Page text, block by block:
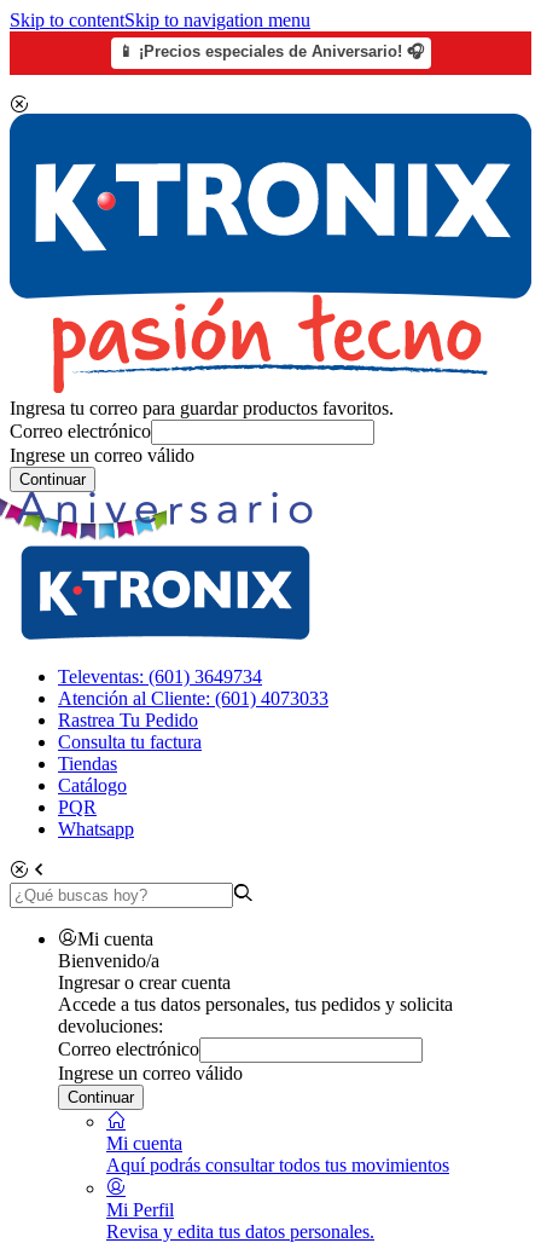
Skip to contentSkip to navigation menu
📱 ¡Precios especiales de Aniversario! 🎧
Ingresa tu correo para guardar productos favoritos.
Correo electrónico
Ingrese un correo válido
Continuar
Televentas: (601) 3649734
Atención al Cliente: (601) 4073033
Rastrea Tu Pedido
Consulta tu factura
Tiendas
Catálogo
PQR
Whatsapp
Mi cuenta
Bienvenido/a
Ingresar o crear cuenta
Accede a tus datos personales, tus pedidos y solicita
devoluciones:
Correo electrónico
Ingrese un correo válido
Continuar
Mi cuenta
Aquí podrás consultar todos tus movimientos
Mi Perfil
Revisa y edita tus datos personales.